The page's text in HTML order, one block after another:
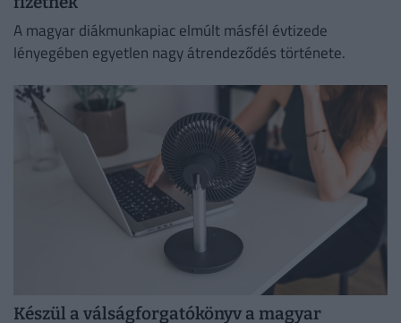
A magyar diákmunkapiac elmúlt másfél évtizede
lényegében egyetlen nagy átrendeződés története.
Készül a válságforgatókönyv a magyar